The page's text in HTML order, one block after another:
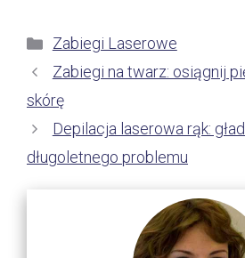
Kategorie
Zabiegi Laserowe
Zabiegi na twarz: osiągnij
skórę
Depilacja laserowa rąk:
długoletnego problemu